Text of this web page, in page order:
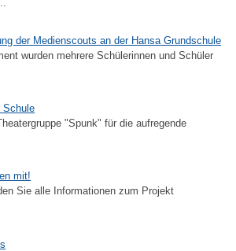
der Medienscouts an der Hansa Grundschule
wurden mehrere Schülerinnen und Schüler
Schule
"Spunk" für die aufregende
mit!
Sie alle Informationen zum Projekt